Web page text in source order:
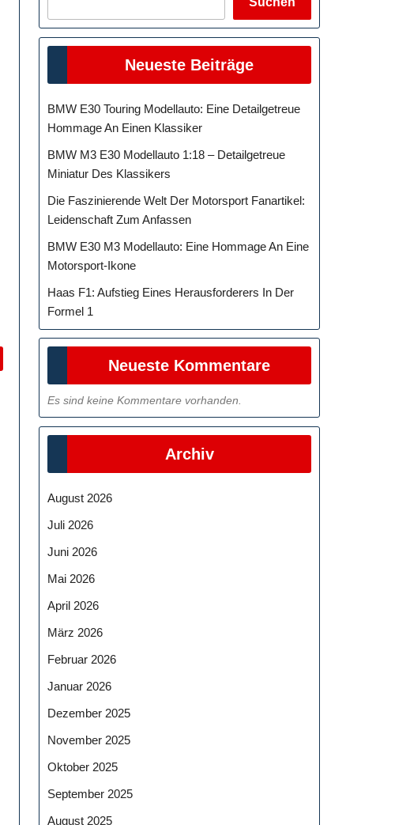
Neueste Beiträge
BMW E30 Touring Modellauto: Eine Detailgetreue
Hommage An Einen Klassiker
BMW M3 E30 Modellauto 1:18 – Detailgetreue
Miniatur Des Klassikers
Die Faszinierende Welt Der Motorsport Fanartikel:
Leidenschaft Zum Anfassen
BMW E30 M3 Modellauto: Eine Hommage An Eine
Motorsport-Ikone
Haas F1: Aufstieg Eines Herausforderers In Der
Formel 1
Neueste Kommentare
Es sind keine Kommentare vorhanden.
Archiv
August 2026
Juli 2026
Juni 2026
Mai 2026
April 2026
März 2026
Februar 2026
Januar 2026
Dezember 2025
November 2025
Oktober 2025
September 2025
August 2025